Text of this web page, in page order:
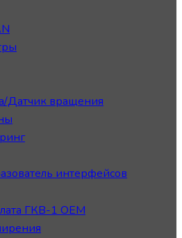
Датчик вращения
интерфейсов
ГКВ-1 ОЕМ